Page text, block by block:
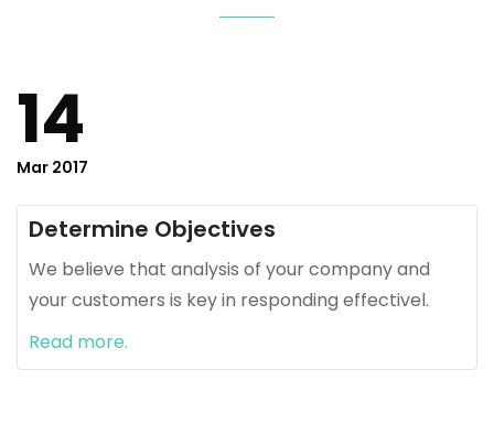
14
Mar 2017
Determine Objectives
We believe that analysis of your company and
your customers is key in responding effectivel.
Read more.